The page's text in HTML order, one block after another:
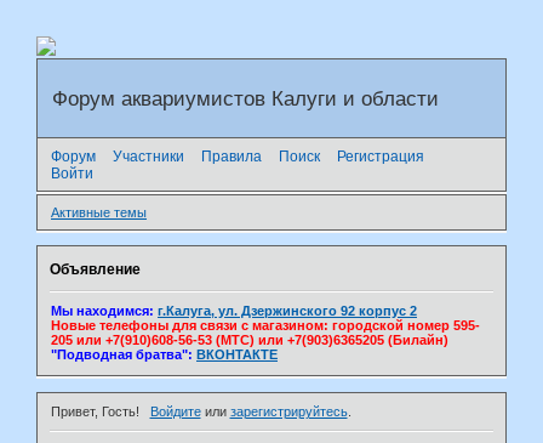
Форум аквариумистов Калуги и области
Форум Участники Правила Поиск
Регистрация
Войти
Активные темы
Объявление
Мы находимся: г.Калуга, ул. Дзержинского 92 корпус 2
Новые телефоны для связи с магазином: городской номер 595-
205 или +7(910)608-56-53 (МТС) или +7(903)6365205 (Билайн)
"Подводная братва": ВКОНТАКТЕ
Привет, Гость! Войдитеили зарегистрируйтесь.